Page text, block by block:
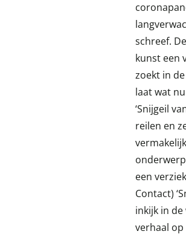
schreef.
kunst een
zoekt in
laat wat
‘Snijgeil
reilen en
een
Contact)
inkijk in
verhaal